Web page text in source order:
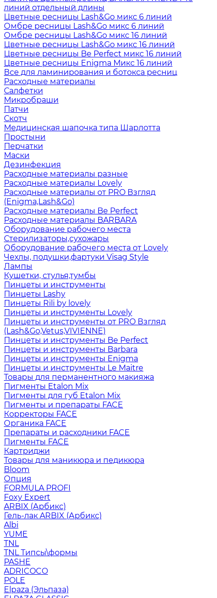
линий отдельный длины
Цветные ресницы Lash&Go микс 6 линий
Омбре ресницы Lash&Go микс 6 линий
Омбре ресницы Lash&Go микс 16 линий
Цветные ресницы Lash&Go микс 16 линий
Цветные ресницы Be Perfect микс 16 линий
Цветные ресницы Enigma Микс 16 линий
Все для ламинирования и ботокса ресниц
Расходные материалы
Салфетки
Микробраши
Патчи
Скотч
Медицинская шапочка типа Шарлотта
Простыни
Перчатки
Маски
Дезинфекция
Расходные материалы разные
Расходные материалы Lovely
Расходные материалы от PRO Взгляд
(Enigma,Lash&Go)
Расходные материалы Be Perfect
Расходные материалы BARBARA
Оборудование рабочего места
Стерилизаторы,сухожары
Оборудование рабочего места от Lovely
Чехлы, подушки,фартуки Visag Style
Лампы
Кушетки, стулья,тумбы
Пинцеты и инструменты
Пинцеты Lashy
Пинцеты Rili by lovely
Пинцеты и инструменты Lovely
Пинцеты и инструменты от PRO Взгляд
(Lash&Go,Vetus,VIVIENNE)
Пинцеты и инструменты Be Perfect
Пинцеты и инструменты Barbara
Пинцеты и инструменты Enigma
Пинцеты и инструменты Le Maitre
Товары для перманентного макияжа
Пигменты Etalon Mix
Пигменты для губ Etalon Mix
Пигменты и препараты FACE
Корректоры FACE
Органика FACE
Препараты и расходники FACE
Пигменты FACE
Картриджи
Товары для маникюра и педикюра
Bloom
Опция
FORMULA PROFI
Foxy Expert
ARBIX (Арбикс)
Гель-лак ARBIX (Арбикс)
Albi
YUME
TNL
TNL Типсы\формы
PASHE
ADRICOCO
POLE
Elpaza (Эльпаза)